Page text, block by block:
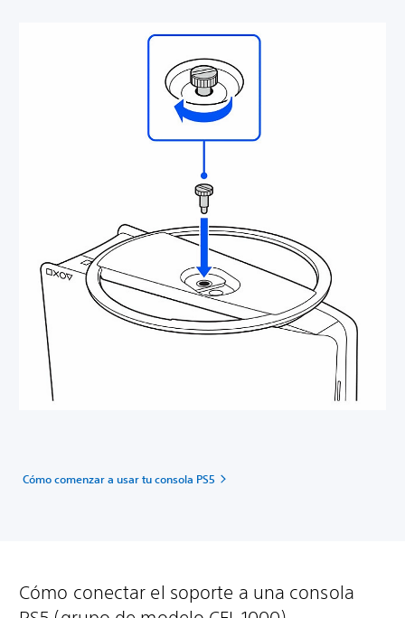
Cómo comenzar a usar tu consola PS5
Cómo conectar el soporte a una consola